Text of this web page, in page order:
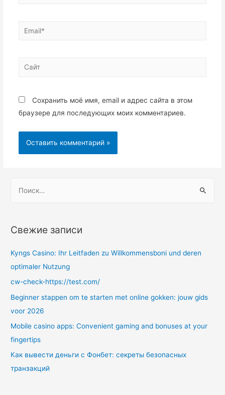
Email*
Сайт
Сохранить моё имя, email и адрес сайта в этом
браузере для последующих моих комментариев.
т
:
Свежие записи
Kyngs Casino: Ihr Leitfaden zu Willkommensboni und deren
optimaler Nutzung
cw-check-https://test.com/
Beginner stappen om te starten met online gokken: jouw gids
voor 2026
Mobile casino apps: Convenient gaming and bonuses at your
fingertips
Как вывести деньги с Фонбет: секреты безопасных
транзакций